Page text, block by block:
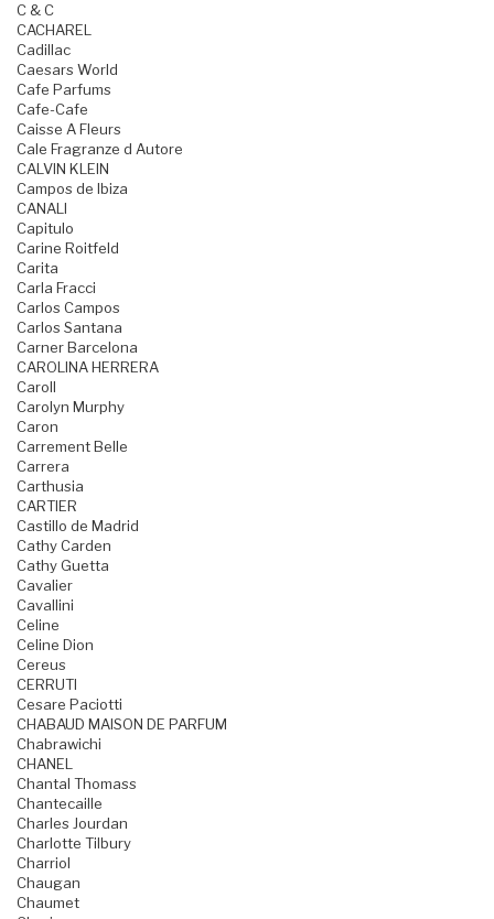
C & C
CACHAREL
Cadillac
Caesars World
Cafe Parfums
Cafe-Cafe
Caisse A Fleurs
Cale Fragranze d Autore
CALVIN KLEIN
Campos de Ibiza
CANALI
Capitulo
Carine Roitfeld
Carita
Carla Fracci
Carlos Campos
Carlos Santana
Carner Barcelona
CAROLINA HERRERA
Caroll
Carolyn Murphy
Caron
Carrement Belle
Carrera
Carthusia
CARTIER
Castillo de Madrid
Cathy Carden
Cathy Guetta
Cavalier
Cavallini
Celine
Celine Dion
Cereus
CERRUTI
Cesare Paciotti
CHABAUD MAISON DE PARFUM
Chabrawichi
CHANEL
Chantal Thomass
Chantecaille
Charles Jourdan
Charlotte Tilbury
Charriol
Chaugan
Chaumet